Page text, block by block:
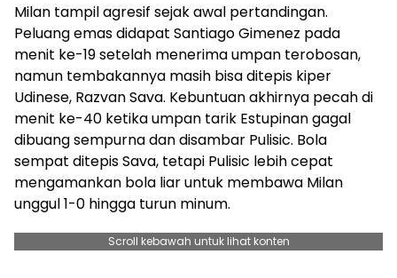
Milan tampil agresif sejak awal pertandingan.
Peluang emas didapat Santiago Gimenez pada
menit ke-19 setelah menerima umpan terobosan,
namun tembakannya masih bisa ditepis kiper
Udinese, Razvan Sava. Kebuntuan akhirnya pecah di
menit ke-40 ketika umpan tarik Estupinan gagal
dibuang sempurna dan disambar Pulisic. Bola
sempat ditepis Sava, tetapi Pulisic lebih cepat
mengamankan bola liar untuk membawa Milan
unggul 1-0 hingga turun minum.
Scroll kebawah untuk lihat konten